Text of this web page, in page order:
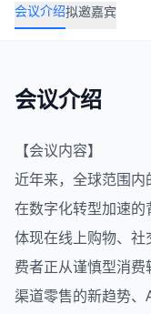
会议介绍拟邀嘉宾
会议介绍
【会议内容】
近年来，全球范围
在数字化转型加速的
体现在线上购物、
费者正从谨慎型消
渠道零售的新趋势、